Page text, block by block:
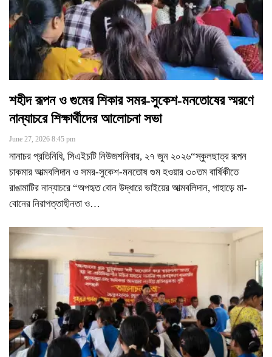
শহীদ রূপন ও গুমের শিকার সমর-সুকেশ-মনতোষের স্মরণে
নান্যাচরে শিক্ষার্থীদের আলোচনা সভা
June 27, 2026 8:45 pm
নানাচর প্রতিনিধি, সিএইচটি নিউজশনিবার, ২৭ জুন ২০২৬“স্কুলছাত্র রূপন
চাকমার আত্মবলিদান ও সমর-সুকেশ-মনতোষ গুম হওয়ার ৩০তম বার্ষিকীতে
রাঙামাটির নান্যাচরে “অপহৃত বোন উদ্ধারে ভাইয়ের আত্মবলিদান, পাহাড়ে মা-
বোনের নিরাপত্তাহীনতা ও…